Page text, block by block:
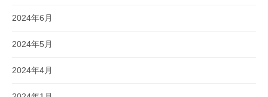
2024年6月
2024年5月
2024年4月